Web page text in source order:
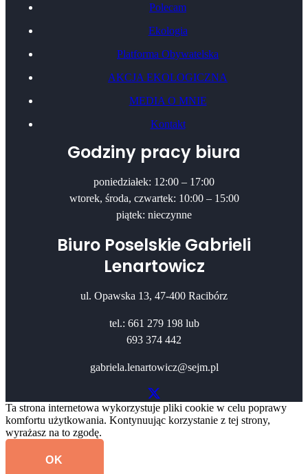
Polecam
Ekologia
Platforma Obywatelska
AKCJA EKOLOGICZNA
MEDIA O MNIE
Kontakt
Godziny pracy biura
poniedziałek: 12:00 – 17:00
wtorek, środa, czwartek: 10:00 – 15:00
piątek: nieczynne
Biuro Poselskie Gabrieli
Lenartowicz
ul. Opawska 13, 47-400 Racibórz
tel.: 661 279 198 lub
693 374 442
gabriela.lenartowicz@sejm.pl
Ta strona internetowa wykorzystuje pliki cookie w celu poprawy
komfortu użytkowania. Kontynuując korzystanie z tej strony,
wyrażasz na to zgodę.
OK